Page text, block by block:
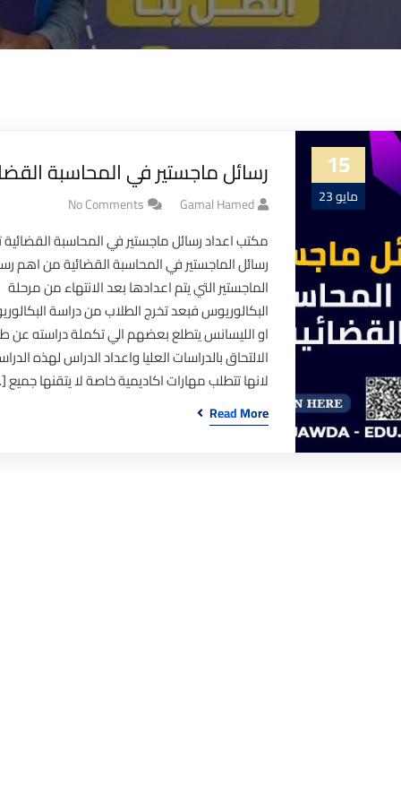
15
مايو 23
رسائل ماجستير في المحاسبة
Gamal Hamed
No Comments
مكتب اعداد رسائل ماجستير في المحاسبة
رسائل الماجستير في المحاسبة القضائية من اهم
الماجستير التي يتم اعدادها بعد الانتهاء من مرحلة
البكالوريوس فبعد تخرج الطلاب من دراسة
او الليسانس يتطلع بعضهم الي تكملة دراسته عن
الالتحاق بالدراسات العليا واعداد الدراس لهذه
لانها تتطلب مهارات اكاديمية خاصة لا يتقنها
Read More